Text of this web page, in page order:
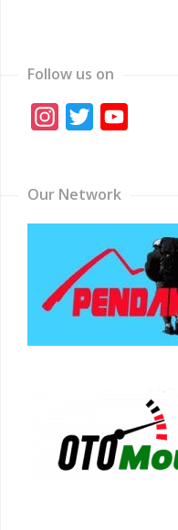
Follow us on
Instagram
Twitter
Our Network